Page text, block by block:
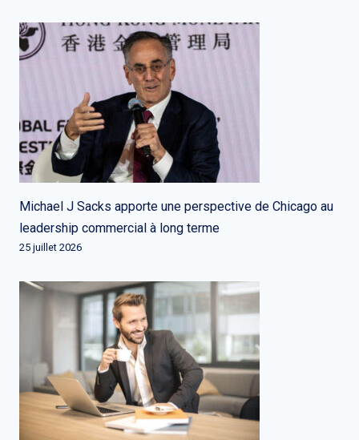
Michael J Sacks apporte une perspective de Chicago au
leadership commercial à long terme
25 juillet 2026